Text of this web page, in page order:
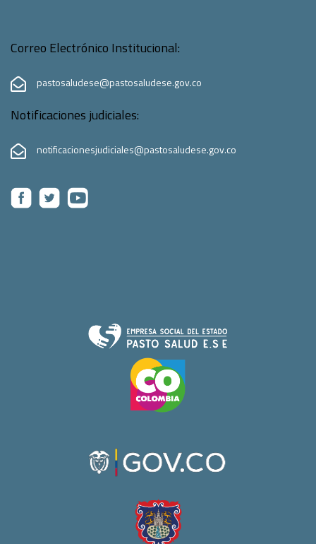
Correo Electrónico Institucional:
pastosaludese@pastosaludese.gov.co
Notificaciones judiciales:
notificacionesjudiciales@pastosaludese.gov.co